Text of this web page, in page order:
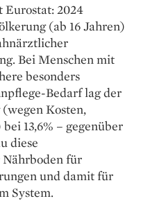
2024
(ab 16 Jahren)
Bei Menschen mit
besonders
Bedarf lag der
Kosten,
13,6% – gegenüber
diese
Nährboden für
und damit für
System.